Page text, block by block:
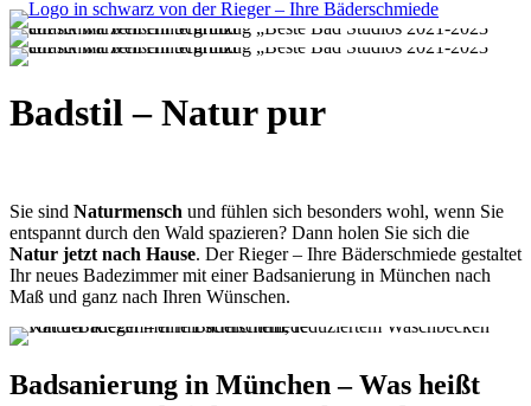
Badstil – Natur pur
Sie sind Naturmensch und fühlen sich besonders wohl, wenn Sie
entspannt durch den Wald spazieren? Dann holen Sie sich die
Natur jetzt nach Hause. Der Rieger – Ihre Bäderschmiede gestaltet
Ihr neues Badezimmer mit einer Badsanierung in München nach
Maß und ganz nach Ihren Wünschen.
Badsanierung in München – Was heißt